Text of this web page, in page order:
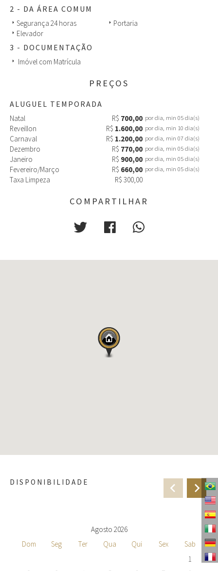
2 - DA ÁREA COMUM
arrow_right Segurança 24 horas arrow_right Portaria
arrow_right Elevador
3 - DOCUMENTAÇÃO
arrow_right Imóvel com Matrícula
PREÇOS
ALUGUEL TEMPORADA
Natal R$ 700,00 por dia, min 05 dia(s)
Reveillon R$ 1.600,00 por dia, min 10 dia(s)
Carnaval R$ 1.200,00 por dia, min 07 dia(s)
Dezembro R$ 770,00 por dia, min 05 dia(s)
Janeiro R$ 900,00 por dia, min 05 dia(s)
Fevereiro/Março R$ 660,00 por dia, min 05 dia(s)
Taxa Limpeza R$ 300,00
COMPARTILHAR
DISPONIBILIDADE
Agosto 2026
Dom
Seg Ter Qua Qui Sex
Sab
1